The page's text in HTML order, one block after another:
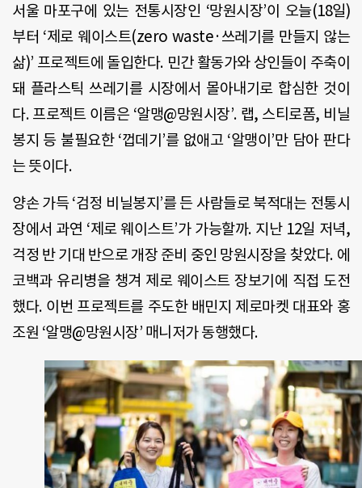
서울 마포구에 있는 전통시장인 ‘망원시장’이 오늘(18일)
부터 ‘제로 웨이스트(zero waste·쓰레기를 만들지 않는
삶)’ 프로젝트에 돌입한다. 민간 활동가와 상인들이 주축이
돼 플라스틱 쓰레기를 시장에서 몰아내기로 합심한 것이
다. 프로젝트 이름은‘알맹@망원시장’. 랩, 스티로폼, 비닐
봉지 등 불필요한‘껍데기 ’를 없애고‘알맹이 ’만 담아 판다
는 뜻이다.
양손 가득‘검정 비닐봉지 ’를 든 사람들로 북적대는 전통시
장에서 과연 ‘제로 웨이스트’가 가능할까. 지난12일 저녁,
걱정 반 기대 반으로 개장 준비 중인 망원시장을 찾았다. 에
코백과 유리병을 챙겨 제로 웨이스트 장보기에 직접 도전
했다. 이번 프로젝트를 주도한 배민지 제로마켓 대표와 홍
조원 ‘알맹@망원시장’ 매니저가 동행했다.